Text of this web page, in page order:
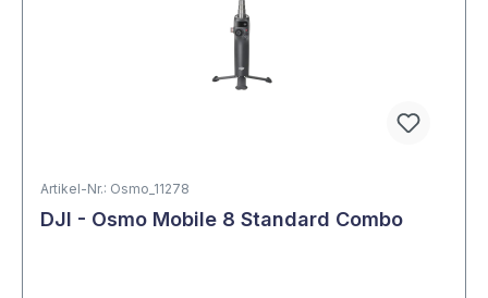
Artikel-Nr.: Osmo_11278
DJI - Osmo Mobile 8 Standard Combo